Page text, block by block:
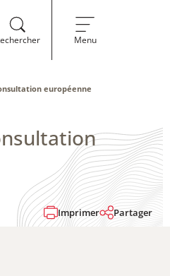
Menu
européenne
Imprimer Partager